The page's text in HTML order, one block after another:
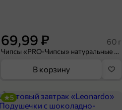
69,99 ₽ 60 г
Чипсы «PRO-Чипсы» натуральные картофельные со вкусом краба, 60 г
В корзину
5